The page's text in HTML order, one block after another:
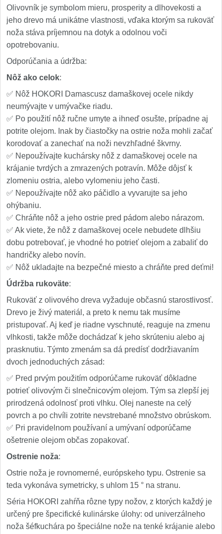
Olivovník je symbolom mieru, prosperity a dlhovekosti a
jeho drevo má unikátne vlastnosti, vďaka ktorým sa rukoväť
noža stáva príjemnou na dotyk a odolnou voči
opotrebovaniu.
Odporúčania a údržba:
Nôž ako celok:
✅ Nôž HOKORI Damascusz damaškovej ocele nikdy
neumývajte v umývačke riadu.
✅ Po použití nôž ručne umyte a ihneď osušte, prípadne aj
potrite olejom. Inak by čiastočky na ostrie noža mohli začať
korodovať a zanechať na noži nevzhľadné škvrny.
✅ Nepoužívajte kuchársky nôž z damaškovej ocele na
krájanie tvrdých a zmrazených potravín. Môže dôjsť k
zlomeniu ostria, alebo vylomeniu jeho časti.
✅ Nepoužívajte nôž ako páčidlo a vyvarujte sa jeho
ohýbaniu.
✅ Chráňte nôž a jeho ostrie pred pádom alebo nárazom.
✅ Ak viete, že nôž z damaškovej ocele nebudete dlhšiu
dobu potrebovať, je vhodné ho potrieť olejom a zabaliť do
handričky alebo novín.
✅ Nôž ukladajte na bezpečné miesto a chráňte pred deťmi!
Údržba rukoväte:
Rukoväť z olivového dreva vyžaduje občasnú starostlivosť.
Drevo je živý materiál, a preto k nemu tak musíme
pristupovať. Aj keď je riadne vyschnuté, reaguje na zmenu
vlhkosti, takže môže dochádzať k jeho skrúteniu alebo aj
prasknutiu. Týmto zmenám sa dá predísť dodržiavaním
dvoch jednoduchých zásad:
✅ Pred prvým použitím odporúčame rukoväť dôkladne
potrieť olivovým či slnečnicovým olejom. Tým sa zlepší jej
prirodzená odolnosť proti vlhku. Olej naneste na celý
povrch a po chvíli zotrite nevstrebané množstvo obrúskom.
✅ Pri pravidelnom používaní a umývaní odporúčame
ošetrenie olejom občas zopakovať.
Ostrenie noža:
Ostrie noža je rovnomerné, európskeho typu. Ostrenie sa
teda vykonáva symetricky, s uhlom 15 ° na stranu.
Séria HOKORI zahŕňa rôzne typy nožov, z ktorých každý je
určený pre špecifické kulinárske úlohy: od univerzálneho
noža šéfkuchára po špeciálne nože na tenké krájanie alebo